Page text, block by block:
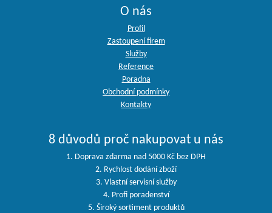
O nás
Profil
Zastoupení firem
Služby
Reference
Poradna
Obchodní podmínky
Kontakty
8 důvodů proč nakupovat u nás
1. Doprava zdarma nad 5000 Kč bez DPH
2. Rychlost dodání zboží
3. Vlastní servisní služby
4. Profi poradenství
5. Široký sortiment produktů